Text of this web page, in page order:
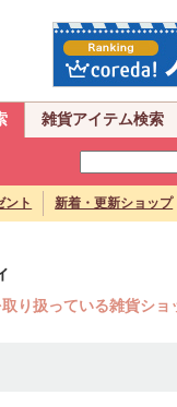
雑貨アイテム検索
ント 新着・更新ショップ
り扱っている雑貨ショ